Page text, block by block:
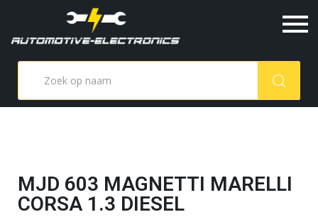
MJD 603 MAGNETTI MARELLI
CORSA 1.3 DIESEL